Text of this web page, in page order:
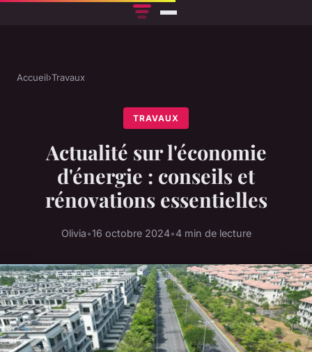
Accueil›Travaux
TRAVAUX
Actualité sur l'économie
d'énergie : conseils et
rénovations essentielles
Olivia•16 octobre 2024•4 min de lecture